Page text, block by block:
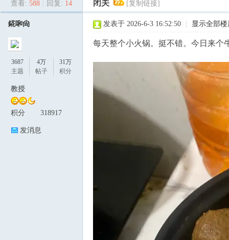
查看: 588 回复: 14 闭关 [复制链接]
錵啝尙
3687
主题
4万
帖子
31万
积分
教授
积分 318917
发消息
发表于 2026-6-3 16:52:50 显示全部楼
每天整个小火锅。挺不错。今日来个